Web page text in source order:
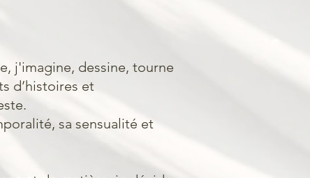
j'imagine, dessine, tourne
d’histoires et
sa sensualité et